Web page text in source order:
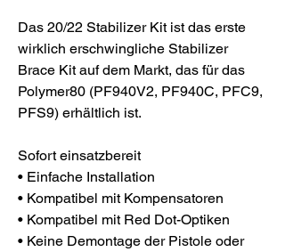
Das 20/22 Stabilizer Kit ist das erste
wirklich erschwingliche Stabilizer
Brace Kit auf dem Markt, das für das
Polymer80 (PF940V2, PF940C, PFC9,
PFS9) erhältlich ist.
Sofort einsatzbereit
• Einfache Installation
• Kompatibel mit Kompensatoren
• Kompatibel mit Red Dot-Optiken
• Keine Demontage der Pistole oder